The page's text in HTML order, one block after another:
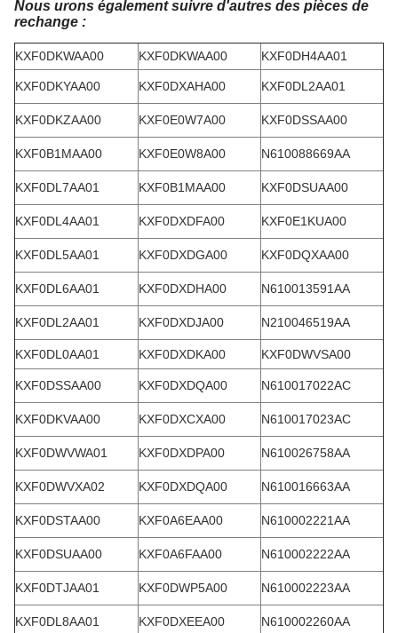
Nous urons également suivre d'autres des pièces de
rechange :
KXF0DKWAA00 KXF0DKWAA00 KXF0DH4AA01
KXF0DKYAA00 KXF0DXAHA00 KXF0DL2AA01
KXF0DKZAA00 KXF0E0W7A00 KXF0DSSAA00
KXF0B1MAA00 KXF0E0W8A00 N610088669AA
KXF0DL7AA01 KXF0B1MAA00 KXF0DSUAA00
KXF0DL4AA01 KXF0DXDFA00 KXF0E1KUA00
KXF0DL5AA01 KXF0DXDGA00 KXF0DQXAA00
KXF0DL6AA01 KXF0DXDHA00 N610013591AA
KXF0DL2AA01 KXF0DXDJA00 N210046519AA
KXF0DL0AA01 KXF0DXDKA00 KXF0DWVSA00
KXF0DSSAA00 KXF0DXDQA00 N610017022AC
KXF0DKVAA00 KXF0DXCXA00 N610017023AC
KXF0DWVWA01 KXF0DXDPA00 N610026758AA
KXF0DWVXA02 KXF0DXDQA00 N610016663AA
KXF0DSTAA00 KXF0A6EAA00 N610002221AA
KXF0DSUAA00 KXF0A6FAA00 N610002222AA
KXF0DTJAA01 KXF0DWP5A00 N610002223AA
KXF0DL8AA01 KXF0DXEEA00 N610002260AA